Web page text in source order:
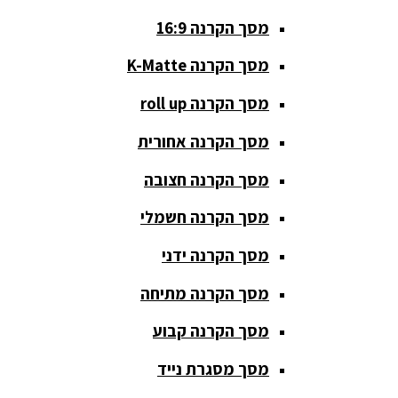
סאבים
וחצובות
ערכת קריוקי
שקטות
מערכות
הגברה
פלטות DJ
קונטרולים
מסך הקרנה 16:9
מסך הקרנה K-Matte
מסך הקרנה roll up
מסך הקרנה אחורית
מסך הקרנה חצובה
מסך הקרנה חשמלי
מסך הקרנה ידני
מסך הקרנה מתיחה
מסך הקרנה קבוע
מסך מסגרת נייד